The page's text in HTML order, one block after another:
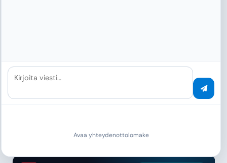
Endowus Pte. Ltd.
Kirjoita viesti…
Avaa yhteydenottolomake